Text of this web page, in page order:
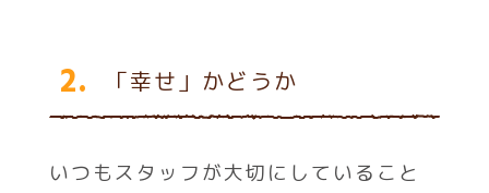
2. 「幸せ」かどうか
いつもスタッフが大切にしていること